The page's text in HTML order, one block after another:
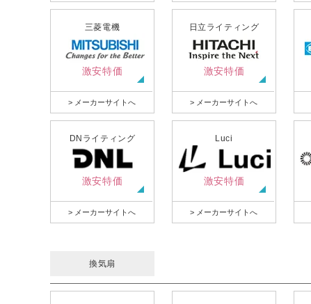
三菱電機
激安特価
> メーカーサイトへ
日立ライティング
激安特価
> メーカーサイトへ
DNライティング
激安特価
> メーカーサイトへ
Luci
激安特価
> メーカーサイトへ
換気扇